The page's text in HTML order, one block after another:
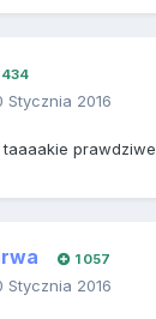
434
Stycznia 2016
taaaakie prawdziwe
1 057
Stycznia 2016